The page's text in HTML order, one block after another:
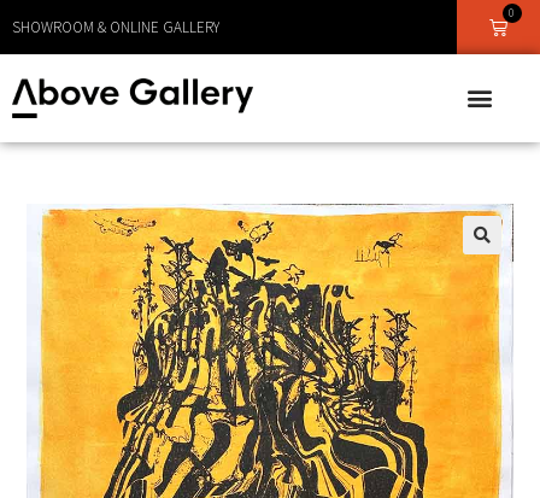
SHOWROOM & ONLINE GALLERY
LEVERANS CA 1 - 3 DAGAR 0